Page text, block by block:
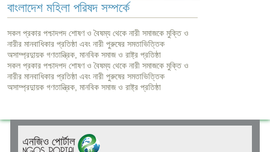
বাংলাদেশ মহিলা পরিষদ সম্পর্কে
সকল প্রকার পশ্চাদপদ শোষণ ও বৈষম্য থেকে নারী সমাজকে মুক্তি ও
নারীর মানবাধিকার প্রতিষ্ঠা এবং নারী পুরুষের সমতাভিত্তিক
অসাম্প্রদাুয়ক গণতান্ত্রিক, মানবিক সমাজ ও রাষ্ট্র প্রতিষ্ঠা
সকল প্রকার পশ্চাদপদ শোষণ ও বৈষম্য থেকে নারী সমাজকে মুক্তি ও
নারীর মানবাধিকার প্রতিষ্ঠা এবং নারী পুরুষের সমতাভিত্তিক
অসাম্প্রদাুয়ক গণতান্ত্রিক, মানবিক সমাজ ও রাষ্ট্র প্রতিষ্ঠা